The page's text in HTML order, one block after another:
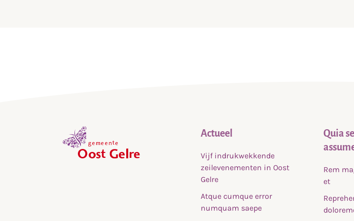
Actueel
Vijf indrukwekkende
zeilevenementen in Oost
Gelre
Atque cumque error
numquam saepe
Quia
Rem
et